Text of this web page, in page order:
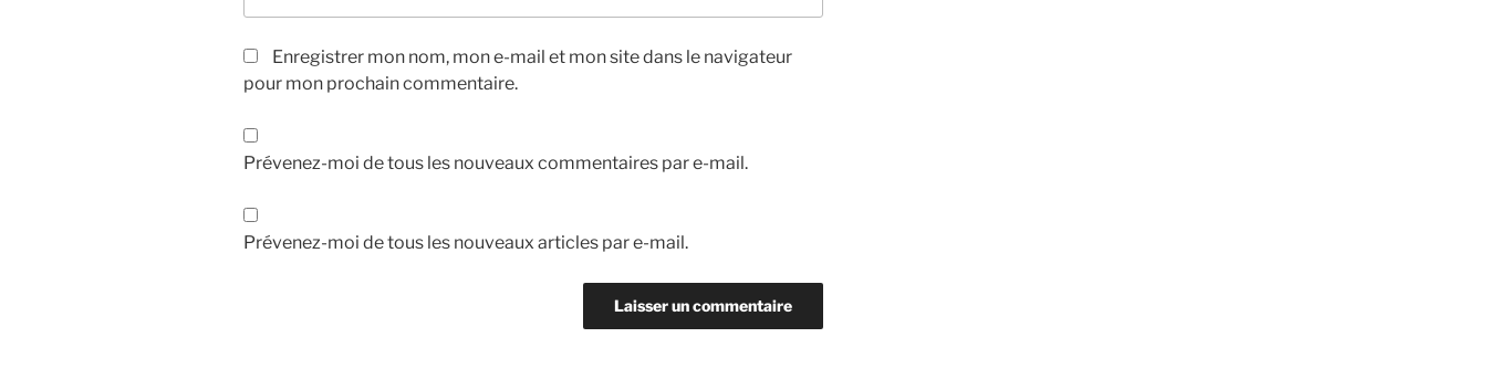
Enregistrer mon nom, mon e-mail et mon site dans le navigateur
pour mon prochain commentaire.
Prévenez-moi de tous les nouveaux commentaires par e-mail.
Prévenez-moi de tous les nouveaux articles par e-mail.